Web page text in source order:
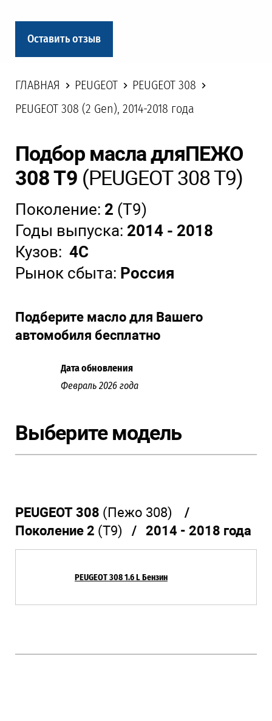
Оставить отзыв
ГЛАВНАЯ PEUGEOT
PEUGEOT 308
PEUGEOT 308 (2 Gen), 2014-2018 года
Подбор масла дляПЕЖО
308 Т9 (PEUGEOT 308 T9)
Поколение: 2 (T9)
Годы выпуска: 2014 - 2018
Кузов: 4C
Рынок сбыта: Россия
Подберите масло для Вашего
автомобиля бесплатно
Дата обновления
Февраль 2026 года
Выберите модель
PEUGEOT 308 (Пежо 308)
/
Поколение 2 (T9) / 2014 - 2018 года
PEUGEOT 308 1.6 L Бензин